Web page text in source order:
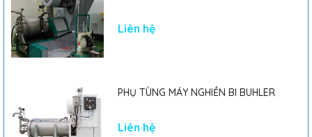
Liên hệ
PHỤ TÙNG MÁY NGHIỀN BI BUHLER
Liên hệ